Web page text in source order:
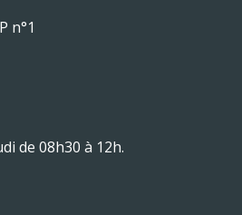
n°1
de 08h30 à 12h.